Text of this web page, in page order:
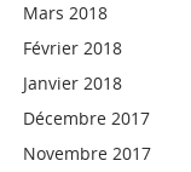
Mars 2018
Février 2018
Janvier 2018
Décembre 2017
Novembre 2017